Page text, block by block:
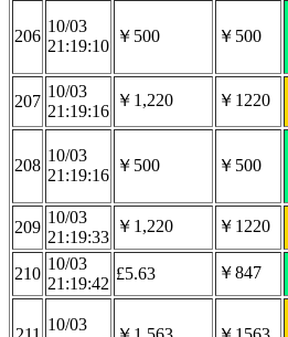
206
10/03
21:19:10
￥500 ￥500
207
10/03
21:19:16
￥1,220 ￥1220
208
10/03
21:19:16
￥500 ￥500
209
10/03
21:19:33
￥1,220 ￥1220
210
10/03
21:19:42
£5.63 ￥847
10/03